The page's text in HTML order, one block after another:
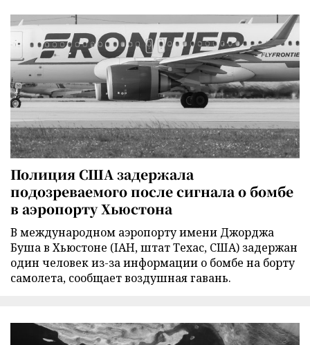
Полиция США задержала
подозреваемого после сигнала о бомбе
в аэропорту Хьюстона
В международном аэропорту имени Джорджа
Буша в Хьюстоне (IAH, штат Техас, США) задержан
один человек из-за информации о бомбе на борту
самолета, сообщает воздушная гавань.